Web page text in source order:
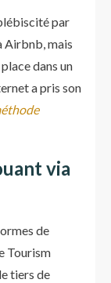
par
Airbnb, mais
dans un
a pris son
via
de
Tourism
tiers de